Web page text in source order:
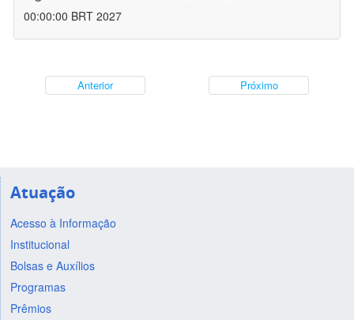
00:00:00 BRT 2027
Anterior Próximo
Atuação
Acesso à Informação
Institucional
Bolsas e Auxílios
Programas
Prêmios